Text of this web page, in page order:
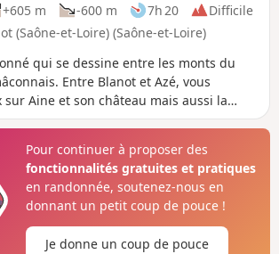
+605 m -600 m 7h 20
Difficile
(Saône-et-Loire) (Saône-et-Loire)
qui se dessine entre les monts du
Entre Blanot et Azé, vous
sur Aine et son château mais aussi la
étonnante, prisée par Sacha
peu de résistance et un esprit aventureux.
mais il offre ses récompenses.
Pour continuer à proposer des
fonctionnalités gratuites et pratiques
en randonnée, soutenez-nous en
donnant un petit coup de pouce !
Je donne un coup de pouce